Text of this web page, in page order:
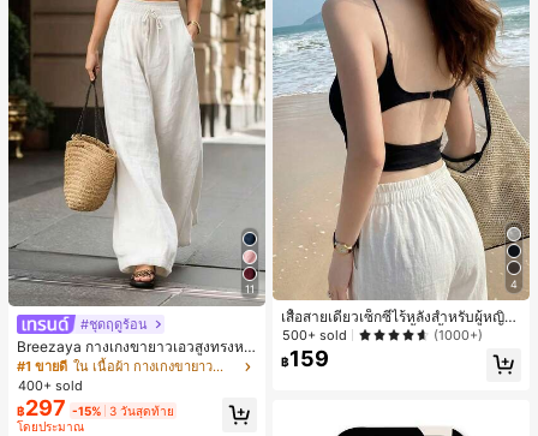
11
#ชุดฤดูร้อน
Breezaya กางเกงขายาวเอวสูงทรงหล
วมขาบานสำหรับผู้หญิง สีขาวเรียบหรูส
ไตล์ชิค เหมาะสำหรับใส่เที่ยวทะเล วันห
ยุดพักผ่อนฤดูร้อน ลุคสบายๆ ใส่ได้หลา
ยโอกาสในชีวิตประจำวัน
#1 ขายดี
ใน เนื้อผ้า กางเกงขายาวลำลองผ้า
400+ sold
฿297 -15% 3 วันสุดท้าย
โดยประมาณ
4
เสื้อสายเดี่ยวเซ็กซี่ไร้หลังสำหรับผู้หญิง
พร้อมบราแบบมีฟองน้ำ, เสื้อกล้ามแขน
กุด, เสื้อลำลองสีดำสำหรับฤดูร้อน
500+ sold (1000+)
฿159